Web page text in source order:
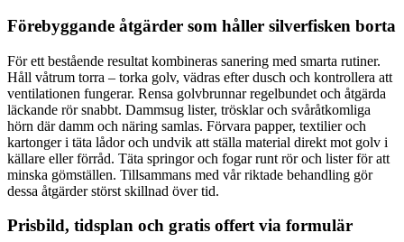
Förebyggande åtgärder som håller silverfisken borta
För ett bestående resultat kombineras sanering med smarta rutiner.
Håll våtrum torra – torka golv, vädras efter dusch och kontrollera att
ventilationen fungerar. Rensa golvbrunnar regelbundet och åtgärda
läckande rör snabbt. Dammsug lister, trösklar och svåråtkomliga
hörn där damm och näring samlas. Förvara papper, textilier och
kartonger i täta lådor och undvik att ställa material direkt mot golv i
källare eller förråd. Täta springor och fogar runt rör och lister för att
minska gömställen. Tillsammans med vår riktade behandling gör
dessa åtgärder störst skillnad över tid.
Prisbild, tidsplan och gratis offert via formulär